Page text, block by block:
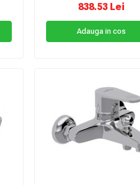
838.53 Lei
Adauga in cos